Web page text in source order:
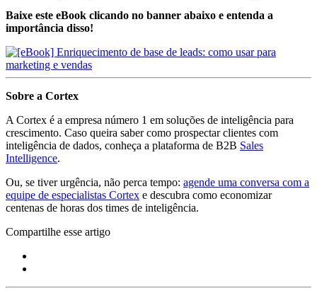
Baixe este eBook clicando no banner abaixo e entenda a
importância disso!
Sobre a Cortex
A Cortex é a empresa número 1 em soluções de inteligência para
crescimento. Caso queira saber como prospectar clientes com
inteligência de dados, conheça a plataforma de B2B Sales
Intelligence.
Ou, se tiver urgência, não perca tempo: agende uma conversa com a
equipe de especialistas Cortex e descubra como economizar
centenas de horas dos times de inteligência.
Compartilhe esse artigo